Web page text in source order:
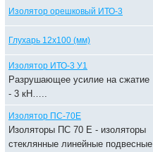
Изолятор орешковый ИТО-3
Глухарь 12х100 (мм)
Изолятор ИТО-3 У1
Разрушающее усилие на сжатие
- 3 кН…..
Изолятор ПС-70Е
Изоляторы ПС 70 Е - изоляторы
стеклянные линейные подвесные